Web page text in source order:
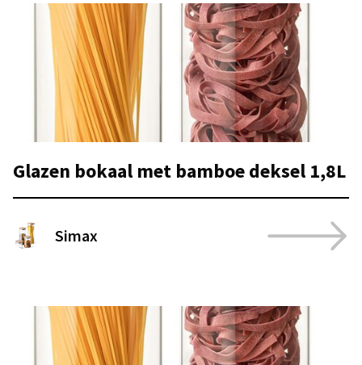
Glazen bokaal met bamboe deksel 1,8L
Simax